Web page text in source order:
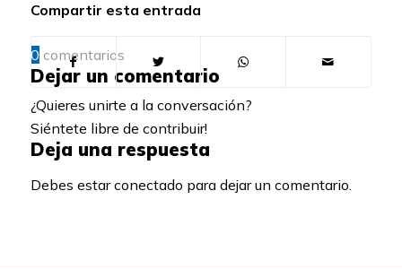
Compartir esta entrada
0 comentarios
Dejar un comentario
¿Quieres unirte a la conversación?
Siéntete libre de contribuir!
Deja una respuesta
Debes estar conectado para dejar un comentario.